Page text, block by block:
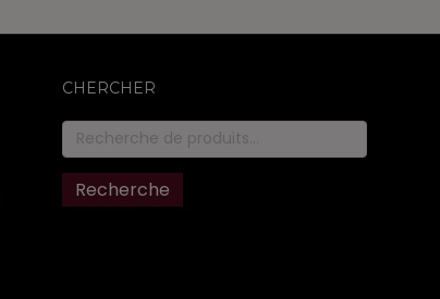
CHERCHER
Recherche
pour :
Recherche